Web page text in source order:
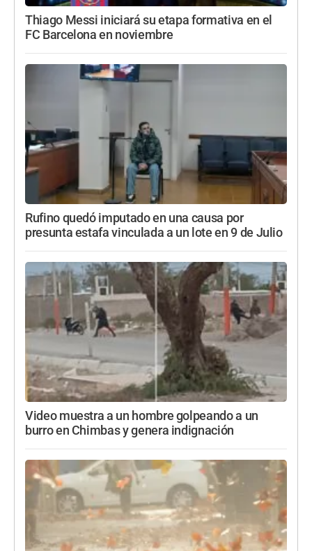
Thiago Messi iniciará su etapa formativa en el
FC Barcelona en noviembre
Rufino quedó imputado en una causa por
presunta estafa vinculada a un lote en 9 de Julio
Video muestra a un hombre golpeando a un
burro en Chimbas y genera indignación